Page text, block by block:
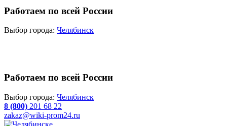
Работаем по всей России
Выбор города: Челябинск
Работаем по всей России
Выбор города: Челябинск
8 (800) 201 68 22
zakaz@wiki-prom24.ru